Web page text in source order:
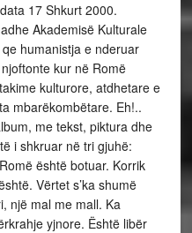
17 Shkurt 2000.
Akademisë Kulturale
humanistja e nderuar
kur në Romë
kulturore, atdhetare e
mbarëkombëtare. Eh!..
me tekst, piktura dhe
i shkruar në tri gjuhë:
është botuar. Korrik
Vërtet s’ka shumë
një mal me mall. Ka
yjnore. Është libër